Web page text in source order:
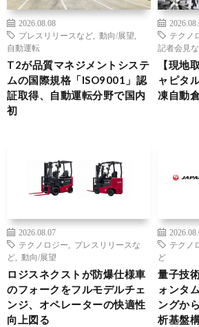
2026.08.08
プレスリリースなど
動向/展望
自動運転
T2が品質マネジメントシステ
ムの国際規格「ISO9001」認
証取得、自動運転分野で国内
初
テクノ
記者会見
【現地
ャピタ
凍自動
2026.08.07
テクノロジー
プレスリリースな
ど
動向/展望
ロジスネクストが防爆仕様車
のフォークをフルモデルチェ
ンジ、オペレーターの快適性
向上図る
テクノ
ど
量子技
ォンタ
ングか
析基盤